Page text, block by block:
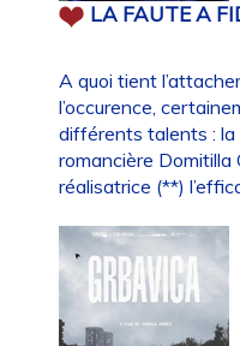
LA FAUTE A
A quoi tient
l’occurence,
différents talents : la
romancière Domitilla
réalisatrice (**)